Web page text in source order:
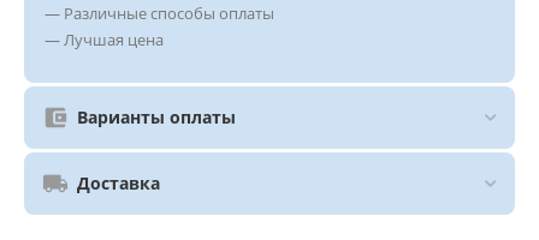
— Различные способы оплаты
— Лучшая цена
Варианты оплаты
Доставка